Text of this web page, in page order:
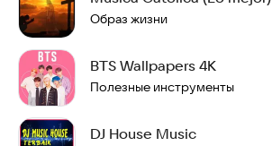
Образ жизни
BTS Wallpapers 4K
Полезные инструменты
DJ House Music